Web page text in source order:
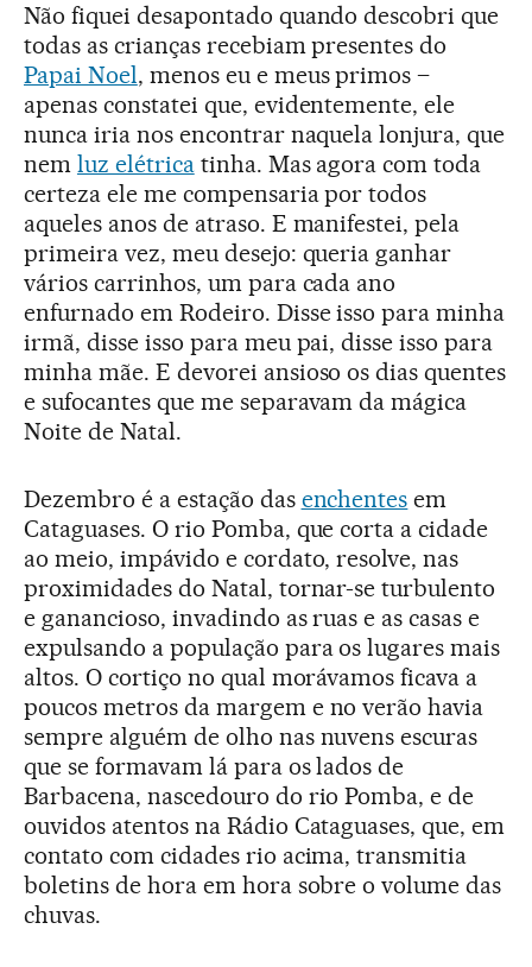
Não fiquei desapontado quando descobri que
todas as crianças recebiam presentes do
Papai Noel, menos eu e meus primos –
apenas constatei que, evidentemente, ele
nunca iria nos encontrar naquela lonjura, que
nem luz elétricatinha. Mas agora com toda
certeza ele me compensaria por todos
aqueles anos de atraso. E manifestei, pela
primeira vez, meu desejo: queria ganhar
vários carrinhos, um para cada ano
enfurnado em Rodeiro. Disse isso para minha
irmã, disse isso para meu pai, disse isso para
minha mãe. E devorei ansioso os dias quentes
e sufocantes que me separavam da mágica
Noite de Natal.
Dezembro é a estação das enchentes em
Cataguases. O rio Pomba, que corta a cidade
ao meio, impávido e cordato, resolve, nas
proximidades do Natal, tornar-se turbulento
e ganancioso, invadindo as ruas e as casas e
expulsando a população para os lugares mais
altos. O cortiço no qual morávamos ficava a
poucos metros da margem e no verão havia
sempre alguém de olho nas nuvens escuras
que se formavam lá para os lados de
Barbacena, nascedouro do rio Pomba, e de
ouvidos atentos na Rádio Cataguases, que, em
contato com cidades rio acima, transmitia
boletins de hora em hora sobre o volume das
chuvas.